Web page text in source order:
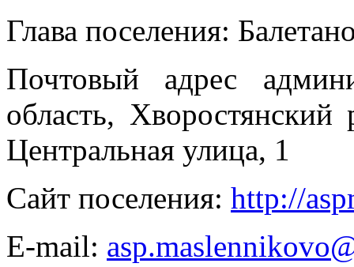
Глава поселения:
Почтовый адрес
область,
Центральная улица, 1
Сайт поселения: http://
E-mail: